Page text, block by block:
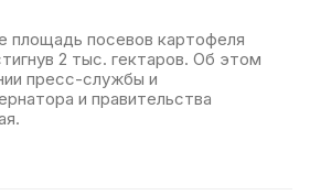
площадь посевов картофеля
2 тыс. гектаров. Об этом
пресс-службы и
и правительства